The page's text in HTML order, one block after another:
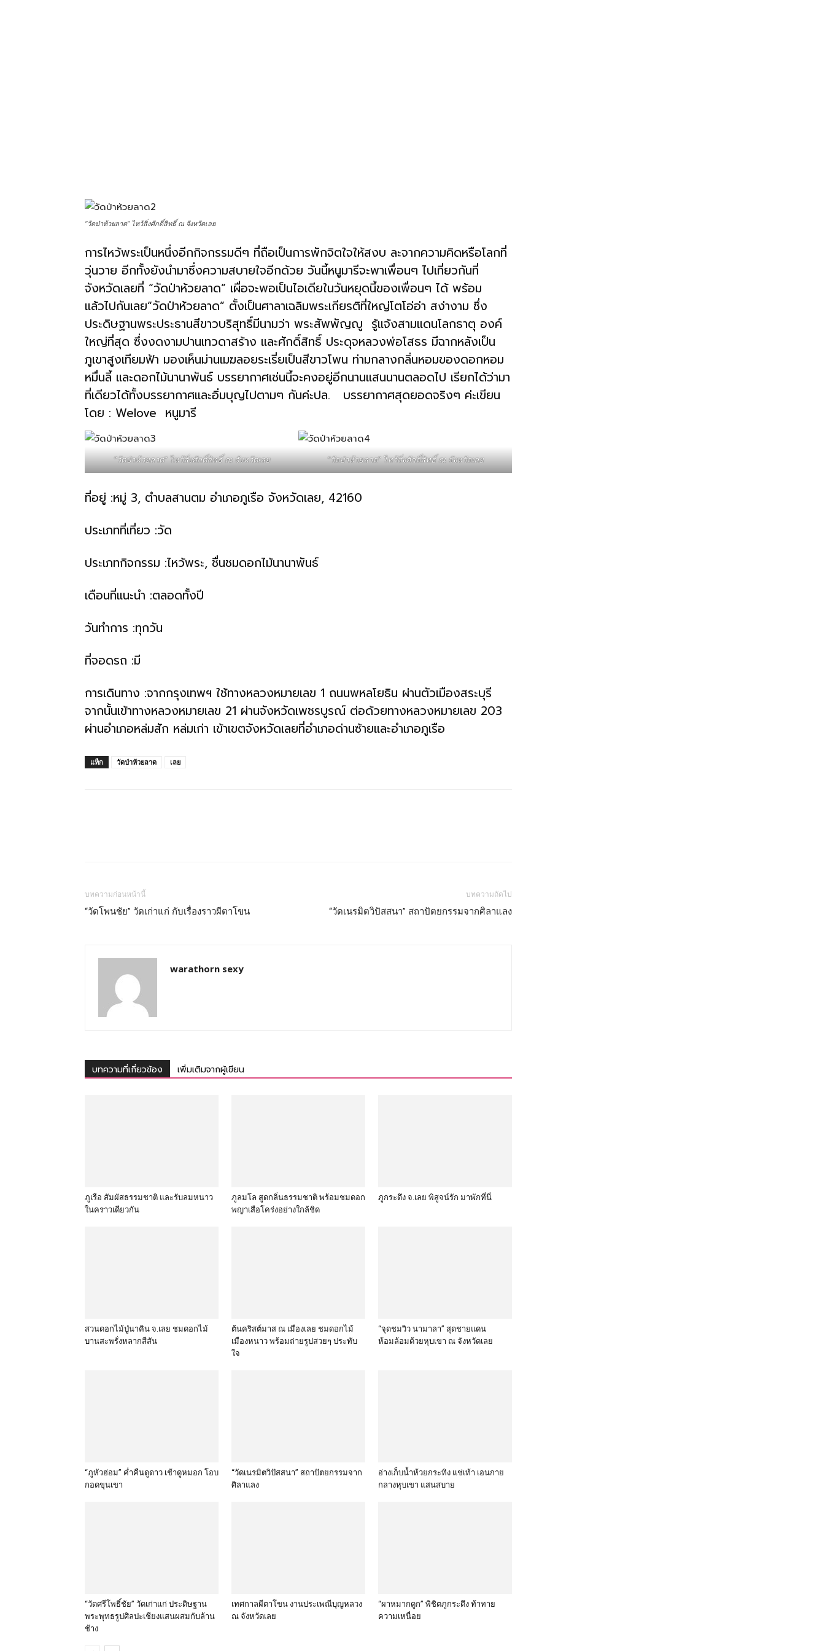
“วัดป่าห้วยลาด” ไหว้สิ่งศักดิ์สิทธิ์ ณ จังหวัดเลย
การไหว้พระเป็นหนึ่งอีกกิจกรรมดีๆ ที่ถือเป็นการพักจิตใจให้สงบ ละจากความคิดหรือโลกที่
วุ่นวาย อีกทั้งยังนำมาซึ่งความสบายใจอีกด้วย วันนี้หนูมารีจะพาเพื่อนๆ ไปเที่ยวกันที่
จังหวัดเลยที่ “วัดป่าห้วยลาด” เผื่อจะพอเป็นไอเดียในวันหยุดนี้ของเพื่อนๆ ได้ พร้อม
แล้วไปกันเลย“วัดป่าห้วยลาด” ตั้งเป็นศาลาเฉลิมพระเกียรติที่ใหญ่โตโอ่อ่า สง่างาม ซึ่ง
ประดิษฐานพระประธานสีขาวบริสุทธิ์มีนามว่า พระสัพพัญญู รู้แจ้งสามแดนโลกธาตุ องค์
ใหญ่ที่สุด ซึ่งงดงามปานเทวดาสร้าง และศักดิ์สิทธิ์ ประดุจหลวงพ่อโสธร มีฉากหลังเป็น
ภูเขาสูงเทียมฟ้า มองเห็นม่านเมฆลอยระเรี่ยเป็นสีขาวโพน ท่ามกลางกลิ่นหอมของดอกหอม
หมื่นลี้ และดอกไม้นานาพันธ์ บรรยากาศเช่นนี้จะคงอยู่อีกนานแสนนานตลอดไป เรียกได้ว่ามา
ที่เดียวได้ทั้งบรรยากาศและอิ่มบุญไปตามๆ กันค่ะปล. บรรยากาศสุดยอดจริงๆ ค่ะเขียน
โดย : Welove หนูมารี
“วัดป่าห้วยลาด” ไหว้สิ่งศักดิ์สิทธิ์ ณ จังหวัดเลย “วัดป่าห้วยลาด” ไหว้สิ่งศักดิ์สิทธิ์ ณ จังหวัดเลย
ที่อยู่ :หมู่ 3, ตําบลสานตม อําเภอภูเรือ จังหวัดเลย, 42160
ประเภทที่เที่ยว :วัด
ประเภทกิจกรรม :ไหว้พระ, ชื่นชมดอกไม้นานาพันธ์
เดือนที่แนะนำ :ตลอดทั้งปี
วันทำการ :ทุกวัน
ที่จอดรถ :มี
การเดินทาง :จากกรุงเทพฯ ใช้ทางหลวงหมายเลข 1 ถนนพหลโยธิน ผ่านตัวเมืองสระบุรี
จากนั้นเข้าทางหลวงหมายเลข 21 ผ่านจังหวัดเพชรบูรณ์ ต่อด้วยทางหลวงหมายเลข 203
ผ่านอำเภอหล่มสัก หล่มเก่า เข้าเขตจังหวัดเลยที่อำเภอด่านซ้ายและอำเภอภูเรือ
แท็ก วัดป่าห้วยลาด เลย
บทความก่อนหน้านี้
“วัดโพนชัย” วัดเก่าแก่ กับเรื่องราวผีตาโขน
บทความถัดไป
“วัดเนรมิตวิปัสสนา” สถาปัตยกรรมจากศิลาแลง
warathorn sexy
บทความที่เกี่ยวข้อง เพิ่มเติมจากผู้เขียน
ภูเรือ สัมผัสธรรมชาติ และรับลมหนาว
ในคราวเดียวกัน
ภูลมโล สูดกลิ่นธรรมชาติ พร้อมชมดอก
พญาเสือโคร่งอย่างใกล้ชิด
ภูกระดึง จ.เลย พิสูจน์รัก มาพักที่นี่
สวนดอกไม้ปู่นาคิน จ.เลย ชมดอกไม้
บานสะพรั่งหลากสีสัน
ต้นคริสต์มาส ณ เมืองเลย ชมดอกไม้
เมืองหนาว พร้อมถ่ายรูปสวยๆ ประทับ
ใจ
“จุดชมวิว นามาลา” สุดชายแดน
ห้อมล้อมด้วยหุบเขา ณ จังหวัดเลย
“ภูหัวฮ่อม” ค่ำคืนดูดาว เช้าดูหมอก โอบ
กอดขุนเขา
“วัดเนรมิตวิปัสสนา” สถาปัตยกรรมจาก
ศิลาแลง
อ่างเก็บน้ำห้วยกระทิง แช่เท้า เอนกาย
กลางหุบเขา แสนสบาย
“วัดศรีโพธิ์ชัย” วัดเก่าแก่ ประดิษฐาน
พระพุทธรูปศิลปะเชียงแสนผสมกับล้าน
ช้าง
เทศกาลผีตาโขน งานประเพณีบุญหลวง
ณ จังหวัดเลย
“ผาหมากดูก” พิชิตภูกระดึง ท้าทาย
ความเหนื่อย